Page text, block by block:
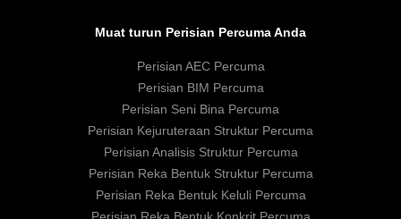
Muat turun Perisian Percuma Anda
Perisian AEC Percuma
Perisian BIM Percuma
Perisian Seni Bina Percuma
Perisian Kejuruteraan Struktur Percuma
Perisian Analisis Struktur Percuma
Perisian Reka Bentuk Struktur Percuma
Perisian Reka Bentuk Keluli Percuma